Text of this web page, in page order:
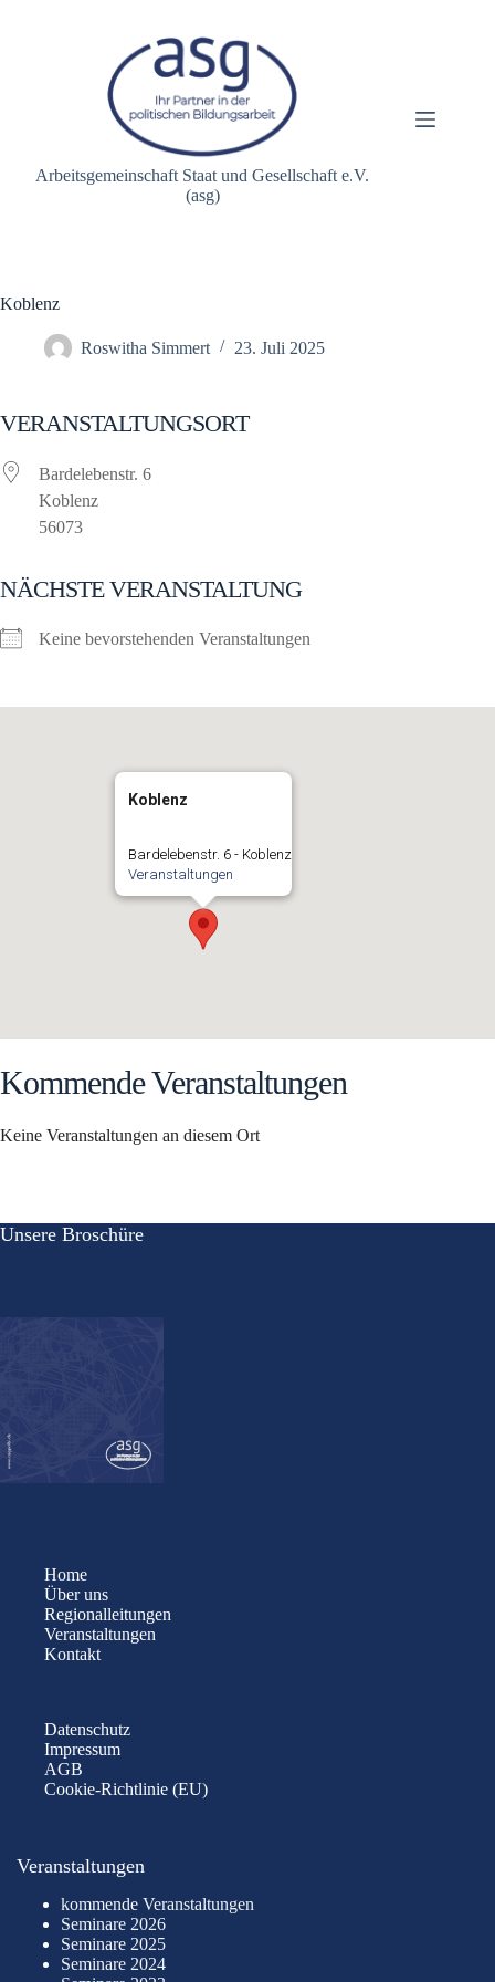
Arbeitsgemeinschaft Staat und Gesellschaft e.V.
(asg)
Koblenz
Roswitha Simmert 23. Juli 2025
VERANSTALTUNGSORT
Bardelebenstr. 6
Koblenz
56073
NÄCHSTE VERANSTALTUNG
Keine bevorstehenden Veranstaltungen
Koblenz
Bardelebenstr. 6 - Koblenz
Veranstaltungen
Kommende Veranstaltungen
Keine Veranstaltungen an diesem Ort
Unsere Broschüre
Home
Über uns
Regionalleitungen
Veranstaltungen
Kontakt
Datenschutz
Impressum
AGB
Cookie-Richtlinie (EU)
Veranstaltungen
kommende Veranstaltungen
Seminare 2026
Seminare 2025
Seminare 2024